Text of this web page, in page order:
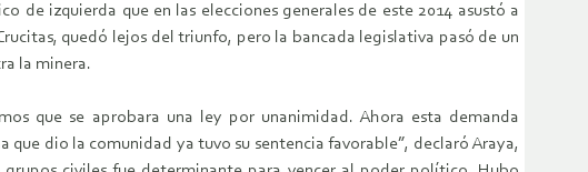
izquierda que en las elecciones generales de este 2014 asustó a
quedó lejos del triunfo, pero la bancada legislativa pasó de un
la minera.
que se aprobara una ley por unanimidad. Ahora esta demanda
dio la comunidad ya tuvo su sentencia favorable”, declaró Araya,